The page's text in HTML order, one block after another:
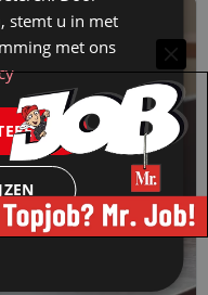
stemt u in met
met ons